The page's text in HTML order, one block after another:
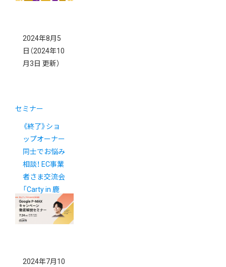
2024年8月5
日 （2024年10
月3日 更新）
セミナー
《終了》ショ
ップオーナー
同士でお悩み
相談！ EC事業
者さま交流会
「Carty in 鹿
児島」
2024年7月10